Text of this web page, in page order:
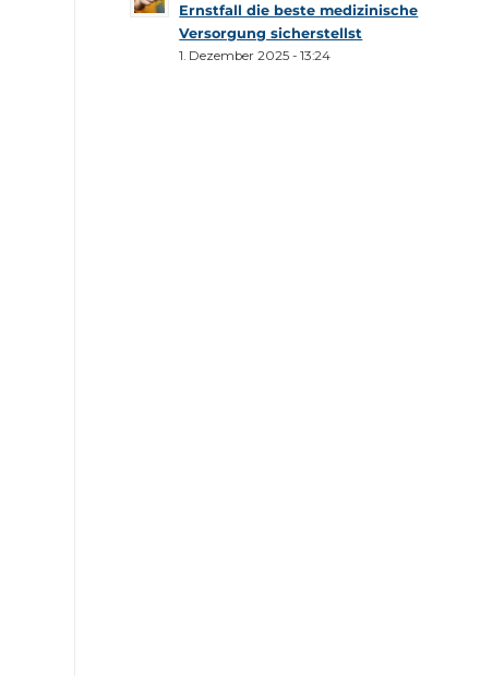
Ernstfall die beste medizinische
Versorgung sicherstellst
1. Dezember 2025 - 13:24